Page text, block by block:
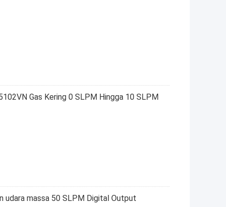
Gas Kering 0 SLPM Hingga 10 SLPM
udara massa 50 SLPM Digital Output